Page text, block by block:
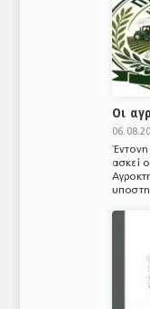
ΕΜΠΟΡΙΚΟΣ ΚΑΤΑΛΟΓΟΣ
ΕΜΠΟΡΙΚΟΙ
Οι
Έντονη
ασκεί